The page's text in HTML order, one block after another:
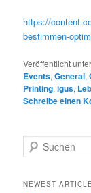
https://
bestimmen-
Veröffentlicht unter
Events,General,
Printing,igus,
Schreibe einen
u
h
NEWEST